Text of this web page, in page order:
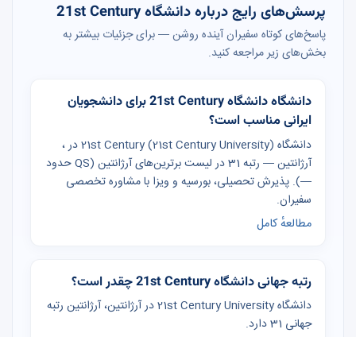
پرسش‌های رایج درباره دانشگاه 21st Century
پاسخ‌های کوتاه سفیران آینده روشن — برای جزئیات بیشتر به
بخش‌های زیر مراجعه کنید.
دانشگاه دانشگاه 21st Century برای دانشجویان
ایرانی مناسب است؟
دانشگاه 21st Century (21st Century University) در ،
آرژانتین — رتبه 31 در لیست برترین‌های آرژانتین (QS حدود
—). پذیرش تحصیلی، بورسیه و ویزا با مشاوره تخصصی
سفیران.
مطالعهٔ کامل
رتبه جهانی دانشگاه 21st Century چقدر است؟
دانشگاه 21st Century University در آرژانتین، آرژانتین رتبه
جهانی 31 دارد.